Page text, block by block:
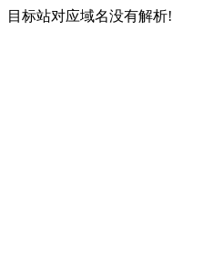
目标站对应域名没有解析!